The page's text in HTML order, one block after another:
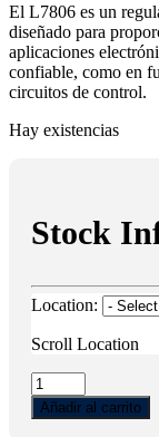
El L7806 es un
diseñado para
aplicaciones
confiable, como en
circuitos de control.
Hay existencias
Stock
Location:
Scroll Location
L7806
cantidad
Añadir al carrito